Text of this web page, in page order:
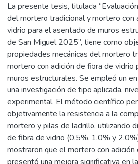
La presente tesis, titulada
del mortero tradicional y mortero con
vidrio para el asentado de muros
de San Miguel 2025”, tiene como
propiedades mecánicas del mortero
mortero con adición de fibra de vidrio
muros estructurales. Se empleó un
una investigación de tipo aplicada,
experimental. El método científico
objetivamente la resistencia a la
mortero y pilas de ladrillo, utilizando
de fibra de vidrio (0.5%, 1.0% y
mostraron que el mortero con adición
presentó una mejora significativa en